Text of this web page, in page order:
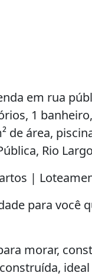
em rua
1
de área,
Rio
|
para você
morar,